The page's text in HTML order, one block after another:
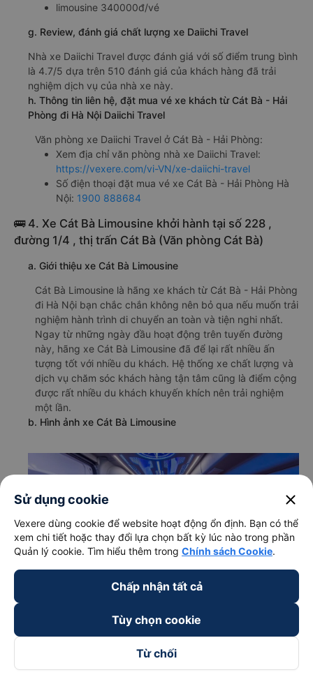
limousine 340000đ/vé
g. Review, đánh giá chất lượng xe Daiichi Travel
Nhà xe Daiichi Travel được đánh giá với số điểm trung bình
là 4.7/5 dựa trên 510 đánh giá của khách hàng đã trải
nghiệm dịch vụ của nhà xe này.
h. Thông tin liên hệ, đặt mua vé xe khách từ Cát Bà - Hải
Phòng đi Hà Nội Daiichi Travel
Văn phòng xe Daiichi Travel ở Cát Bà - Hải Phòng:
Xem địa chỉ văn phòng nhà xe Daiichi Travel:
https://vexere.com/vi-VN/xe-daiichi-travel
Số điện thoại đặt mua vé xe Cát Bà - Hải Phòng Hà
Nội: 1900 888684
🚌 4. Xe Cát Bà Limousine khởi hành tại số 228 ,
đường 1/4 , thị trấn Cát Bà (Văn phòng Cát Bà)
a. Giới thiệu xe Cát Bà Limousine
Cát Bà Limousine là hãng xe khách từ Cát Bà - Hải Phòng
đi Hà Nội bạn chắc chắn không nên bỏ qua nếu muốn trải
nghiệm hành trình di chuyển an toàn và tiện nghi nhất.
Ngay từ những ngày đầu hoạt động trên tuyến đường
này, hãng xe Cát Bà Limousine đã để lại rất nhiều ấn
tượng tốt với nhiều du khách. Hệ thống xe chất lượng và
dịch vụ chăm sóc khách hàng tận tâm cũng là điểm cộng
được rất nhiều du khách khuyến khích nên trải nghiệm
một lần.
b. Hình ảnh xe Cát Bà Limousine
c. Lộ trình, giờ khởi hành và giờ kết thúc của xe khách Cát
Bà Limousine
Sử dụng cookie close
Vexere dùng cookie để website hoạt động ổn định. Bạn có thể
xem chi tiết hoặc thay đổi lựa chọn bất kỳ lúc nào trong phần
Quản lý cookie. Tìm hiểu thêm trong Chính sách Cookie.
Chấp nhận tất cả
Tùy chọn cookie
Từ chối